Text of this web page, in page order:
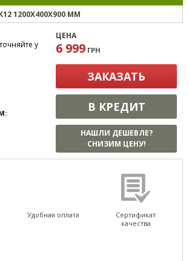
1200Х400Х900 ММ
у
ЦЕНА
6 999 ГРН
ЗАКАЗАТЬ
В КРЕДИТ
НАШЛИ ДЕШЕВЛЕ?
СНИЗИМ ЦЕНУ!
Удобная оплата
Сертификат
качества